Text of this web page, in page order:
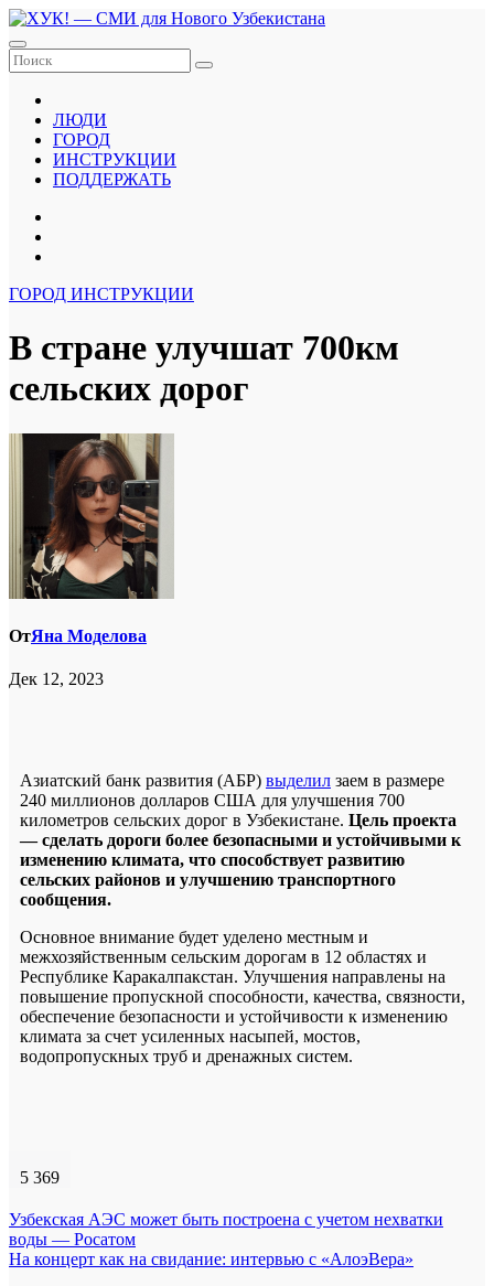
Перейти
к
содержанию
ЛЮДИ
ГОРОД
ИНСТРУКЦИИ
ПОДДЕРЖАТЬ
ГОРОД ИНСТРУКЦИИ
В стране улучшат 700км
сельских дорог
ОтЯна Моделова
Дек 12, 2023
Азиатский банк развития (АБР) выделил заем в размере
240 миллионов долларов США для улучшения 700
километров сельских дорог в Узбекистане. Цель проекта
— сделать дороги более безопасными и устойчивыми к
изменению климата, что способствует развитию
сельских районов и улучшению транспортного
сообщения.
Основное внимание будет уделено местным и
межхозяйственным сельским дорогам в 12 областях и
Республике Каракалпакстан. Улучшения направлены на
повышение пропускной способности, качества, связности,
обеспечение безопасности и устойчивости к изменению
климата за счет усиленных насыпей, мостов,
водопропускных труб и дренажных систем.
5 369
Навигация
по
Узбекская АЭС может быть построена с учетом нехватки
воды — Росатом
На концерт как на свидание: интервью с «АлоэВера»